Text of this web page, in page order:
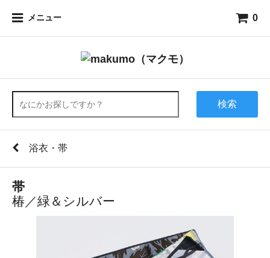
メニュー 0
検索
浴衣・帯
帯
椿／緑＆シルバー